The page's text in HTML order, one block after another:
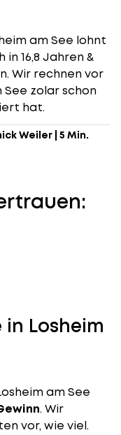
am See lohnt
16,8 Jahren &
Wir rechnen vor
See zolar schon
hat.
Weiler| 5 Min.
Losheim
am See
. Wir
vor, wie viel.